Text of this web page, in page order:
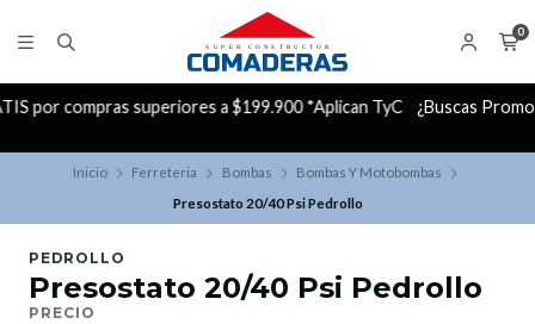
0
¿Buscas Promociones? ¡Aprovecha nuestros Descuentazos!
Inicio Ferreteria Bombas
Bombas Y Motobombas
Presostato 20/40 Psi Pedrollo
PEDROLLO
Presostato 20/40 Psi Pedrollo
PRECIO